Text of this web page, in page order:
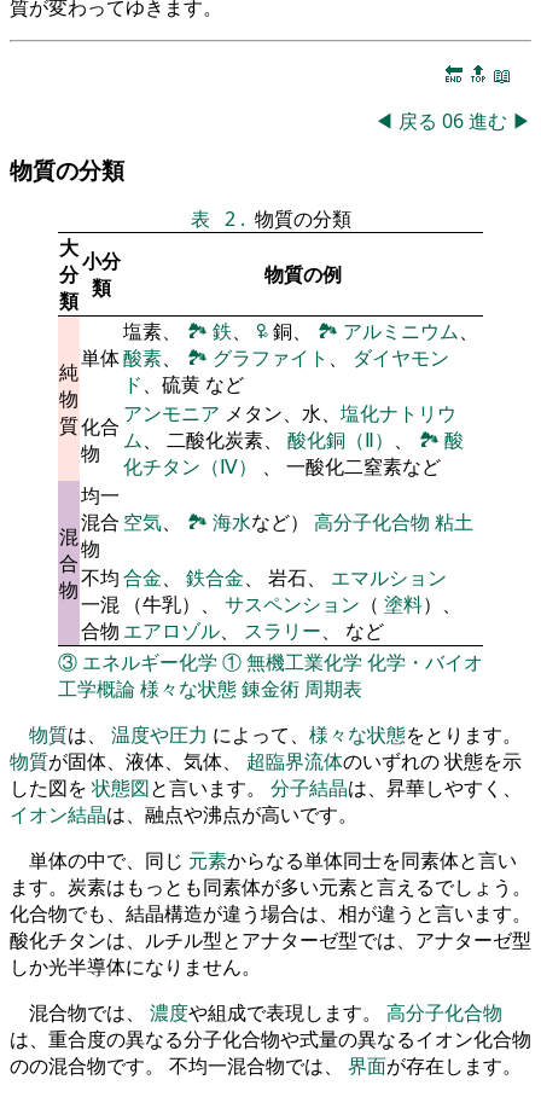
質が変わってゆきます。
🔚 🔝 📖
◀ 戻る 06進む ▶
物質の分類
表 2 . 物質の分類
大
分
類
小分
類
物質の例
純
物
質
単体
塩素、 🏞 鉄、 🜠銅、 🏞 アルミニウム、
酸素、 🏞 グラファイト 、 ダイヤモン
ド、硫黄 など
化合
物
アンモニア メタン、水、 塩化ナトリウ
ム、 二酸化炭素、 酸化銅（Ⅱ） 、 🏞 酸
化チタン（Ⅳ） 、 一酸化二窒素など
混
合
物
均一
混合
物
空気、 🏞 海水など） 高分子化合物 粘土
不均
一混
合物
合金、 鉄合金、 岩石、 エマルション
（牛乳）、 サスペンション （ 塗料）、
エアロゾル、 スラリー、 など
③ エネルギー化学 ①無機工業化学 化学・バイオ
工学概論様々な状態錬金術周期表
物質は、 温度や圧力 によって、 様々な状態をとります。
物質が固体、液体、気体、 超臨界流体のいずれの 状態を示
した図を 状態図と言います。 分子結晶は、昇華しやすく、
イオン結晶は、融点や沸点が高いです。
単体の中で、同じ 元素からなる単体同士を同素体と言い
ます。炭素はもっとも同素体が多い元素と言えるでしょう。
化合物でも、結晶構造が違う場合は、相が違うと言います。
酸化チタンは、ルチル型とアナターゼ型では、アナターゼ型
しか光半導体になりません。
混合物では、 濃度や組成で表現します。 高分子化合物
は、重合度の異なる分子化合物や式量の異なるイオン化合物
のの混合物です。 不均一混合物では、 界面が存在します。